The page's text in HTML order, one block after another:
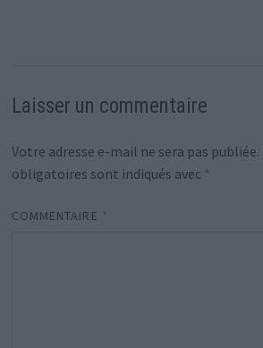
Laisser un commentaire
Votre adresse e-mail ne sera pas publiée.
obligatoires sont indiqués avec *
COMMENTAIRE *